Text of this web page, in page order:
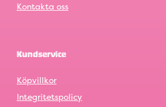
Kontakta oss
Kundservice
Köpvillkor
Integritetspolicy